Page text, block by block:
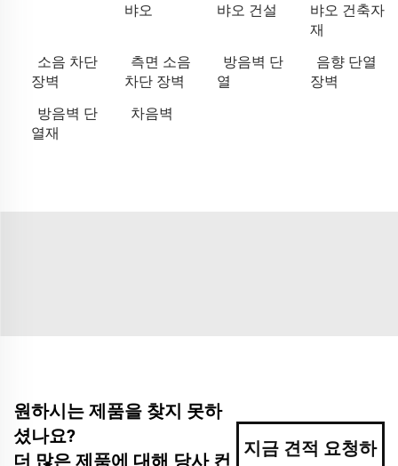
뱌오
뱌오 건설
뱌오 건축자
재
소음 차단
장벽
측면 소음
차단 장벽
방음벽 단
열
음향 단열
장벽
방음벽 단
열재
차음벽
원하시는 제품을 찾지 못하
셨나요?
더 많은 제품에 대해 당사 컨
지금 견적 요청하